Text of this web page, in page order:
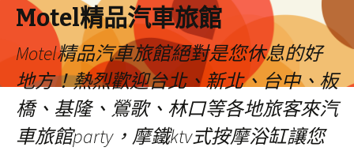
Motel精品汽車旅館
Motel精品汽車旅館絕對是您休息的好
地方！熱烈歡迎台北、新北、台中、板
橋、基隆、鶯歌、林口等各地旅客來汽
車旅館party，摩鐵ktv式按摩浴缸讓您